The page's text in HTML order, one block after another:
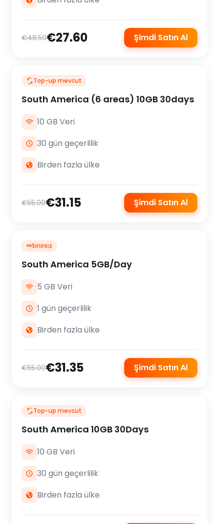
€48.50€27.60 Şimdi Satın Al
Top-up mevcut
South America (6 areas) 10GB 30days
10 GB Veri
30 gün geçerlilik
Birden fazla ülke
€55.00€31.15 Şimdi Satın Al
∞Sınırsız
South America 5GB/Day
5 GB Veri
1 gün geçerlilik
Birden fazla ülke
€55.00€31.35 Şimdi Satın Al
Top-up mevcut
South America 10GB 30Days
10 GB Veri
30 gün geçerlilik
Birden fazla ülke